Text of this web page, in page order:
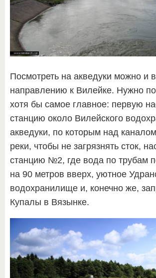
Посмотреть на акведуки можно и
направлению к Вилейке. Нужно
хотя бы самое главное: первую
станцию около Вилейского
акведуки, по которым над
реки, чтобы не загрязнять сток,
станцию №2, где вода по трубам
на 90 метров вверх, уютное
водохранилище и, конечно же,
Купалы в Вязынке.